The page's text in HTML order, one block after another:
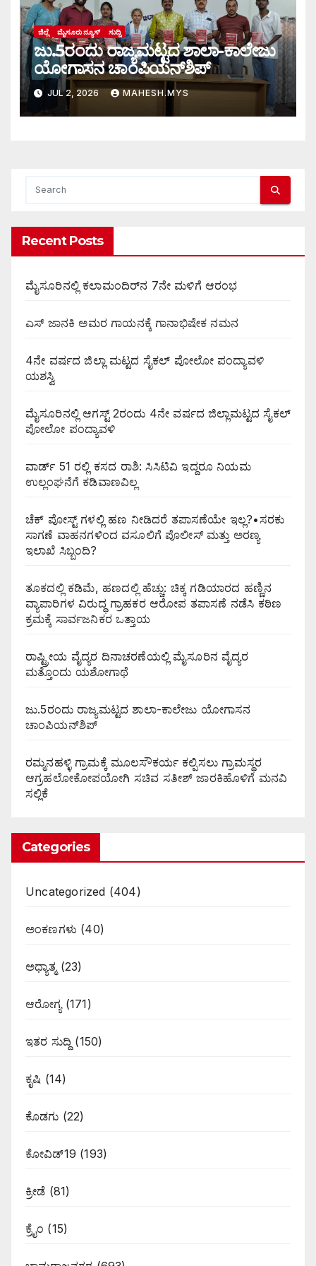
ಜಿಲ್ಲೆ ಮೈಸೂರು ನ್ಯೂಸ್ ಸುದ್ದಿ
ಜು.5ರಂದು ರಾಜ್ಯಮಟ್ಟದ ಶಾಲಾ-ಕಾಲೇಜು
ಯೋಗಾಸನ ಚಾಂಪಿಯನ್‌ಶಿಪ್
JUL 2, 2026 MAHESH.MYS
Recent Posts
ಮೈಸೂರಿನಲ್ಲಿ ಕಲಾಮಂದಿರ್‌ನ 7ನೇ ಮಳಿಗೆ ಆರಂಭ
ಎಸ್ ಜಾನಕಿ ಅಮರ ಗಾಯನಕ್ಕೆ ಗಾನಾಭಿಷೇಕ ನಮನ
4ನೇ ವರ್ಷದ ಜಿಲ್ಲಾ ಮಟ್ಟದ ಸೈಕಲ್ ಪೋಲೋ ಪಂದ್ಯಾವಳಿ
ಯಶಸ್ವಿ
ಮೈಸೂರಿನಲ್ಲಿ ಆಗಸ್ಟ್‌ 2ರಂದು 4ನೇ ವರ್ಷದ ಜಿಲ್ಲಾಮಟ್ಟದ ಸೈಕಲ್
ಪೋಲೋ ಪಂದ್ಯಾವಳಿ
ವಾರ್ಡ್ 51 ರಲ್ಲಿ ಕಸದ ರಾಶಿ: ಸಿಸಿಟಿವಿ ಇದ್ದರೂ ನಿಯಮ
ಉಲ್ಲಂಘನೆಗೆ ಕಡಿವಾಣವಿಲ್ಲ
ಚೆಕ್ ಪೋಸ್ಟ್ ಗಳಲ್ಲಿ ಹಣ ನೀಡಿದರೆ ತಪಾಸಣೆಯೇ ಇಲ್ಲ?•ಸರಕು
ಸಾಗಣೆ ವಾಹನಗಳಿಂದ ವಸೂಲಿಗೆ ಪೊಲೀಸ್ ಮತ್ತು ಅರಣ್ಯ
ಇಲಾಖೆ ಸಿಬ್ಬಂದಿ?
ತೂಕದಲ್ಲಿ ಕಡಿಮೆ, ಹಣದಲ್ಲಿ ಹೆಚ್ಚು: ಚಿಕ್ಕ ಗಡಿಯಾರದ ಹಣ್ಣಿನ
ವ್ಯಾಪಾರಿಗಳ ವಿರುದ್ಧ ಗ್ರಾಹಕರ ಆರೋಪ ತಪಾಸಣೆ ನಡೆಸಿ ಕಠಿಣ
ಕ್ರಮಕ್ಕೆ ಸಾರ್ವಜನಿಕರ ಒತ್ತಾಯ
ರಾಷ್ಟ್ರೀಯ ವೈದ್ಯರ ದಿನಾಚರಣೆಯಲ್ಲಿ ಮೈಸೂರಿನ ವೈದ್ಯರ
ಮತ್ತೊಂದು ಯಶೋಗಾಥೆ
ಜು.5ರಂದು ರಾಜ್ಯಮಟ್ಟದ ಶಾಲಾ-ಕಾಲೇಜು ಯೋಗಾಸನ
ಚಾಂಪಿಯನ್‌ಶಿಪ್
ರಮ್ಮನಹಳ್ಳಿ ಗ್ರಾಮಕ್ಕೆ ಮೂಲಸೌಕರ್ಯ ಕಲ್ಪಿಸಲು ಗ್ರಾಮಸ್ಥರ
ಆಗ್ರಹಲೋಕೋಪಯೋಗಿ ಸಚಿವ ಸತೀಶ್ ಜಾರಕಿಹೊಳಿಗೆ ಮನವಿ
ಸಲ್ಲಿಕೆ
Categories
Uncategorized (404)
ಅಂಕಣಗಳು (40)
ಅಧ್ಯಾತ್ಮ(23)
ಆರೋಗ್ಯ(171)
ಇತರ ಸುದ್ದಿ (150)
ಕೃಷಿ (14)
ಕೊಡಗು (22)
ಕೋವಿಡ್19 (193)
ಕ್ರೀಡೆ (81)
ಕ್ರೈಂ (15)